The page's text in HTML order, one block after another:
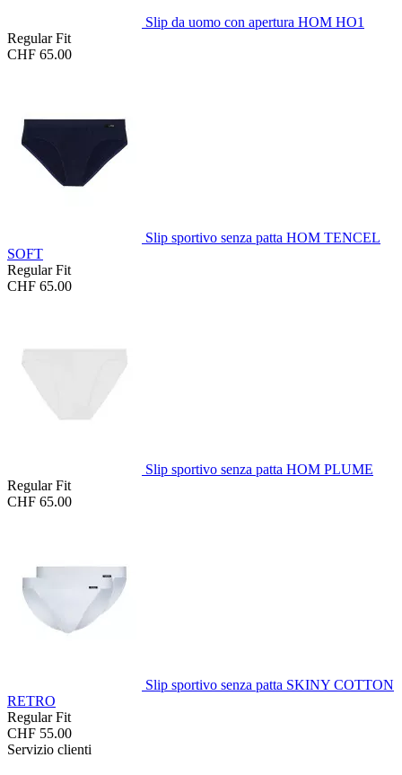
Slip da uomo con apertura HOM HO1
Regular Fit
CHF 65.00
Slip sportivo senza patta HOM TENCEL
SOFT
Regular Fit
CHF 65.00
Slip sportivo senza patta HOM PLUME
Regular Fit
CHF 65.00
Slip sportivo senza patta SKINY COTTON
RETRO
Regular Fit
CHF 55.00
Servizio clienti